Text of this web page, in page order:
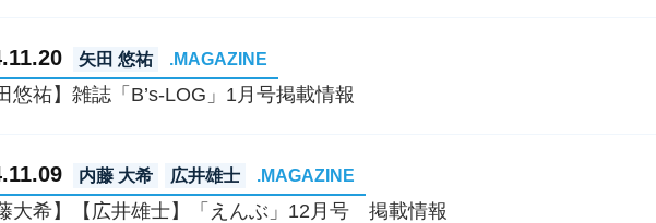
矢田 悠祐 .MAGAZINE
悠祐】雑誌「B’s-LOG」1月号掲載情報
内藤 大希 広井雄士 .MAGAZINE
藤大希】【広井雄士】「えんぶ」12月号 掲載情報